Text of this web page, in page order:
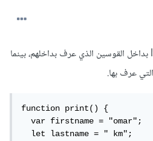
الفرق باختصار أن الـ مجال الـ let بداخل القوسين الذي عرف بداخلهم، بينما
function print() {
  var firstname = "omar";
  let lastname = " km";